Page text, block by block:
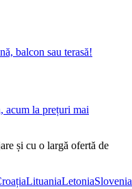
balcon sau terasă!
acum la prețuri mai
și cu o largă ofertă de
LituaniaLetoniaSlovenia